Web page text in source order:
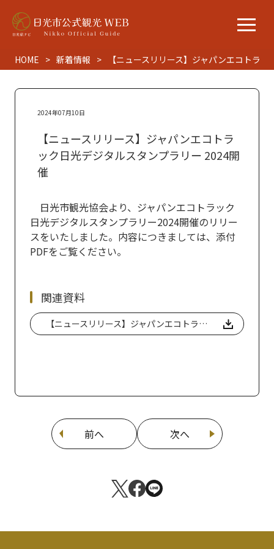
HOME 新着情報 【ニュースリリース】ジャパンエコトラ
2024年07月10日
【ニュースリリース】ジャパンエコトラ
ック日光デジタルスタンプラリー 2024開
催
日光市観光協会より、ジャパンエコトラック
日光デジタルスタンプラリー2024開催のリリー
スをいたしました。内容につきましては、添付
PDFをご覧ください。
関連資料
【ニュースリリース】ジャパンエコトラック日光デジタルスタンプラリー 2024開催
前へ 次へ